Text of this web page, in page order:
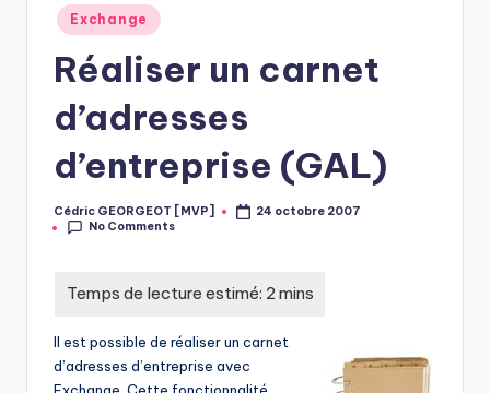
Posted
in
Exchange
Réaliser un carnet
d’adresses
d’entreprise (GAL)
Posted
by
Cédric GEORGEOT [MVP]
24 octobre 2007
No Comments
Il est possible de réaliser un carnet
d’adresses d’entreprise avec